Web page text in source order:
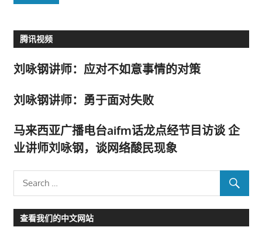
腾讯视频
刘咏钢讲师：应对不如意事情的对策
刘咏钢讲师：勇于面对失败
马来西亚广播电台aifm话龙点经节目访谈 企
业讲师刘咏钢，谈网络酸民现象
查看我们的中文网站